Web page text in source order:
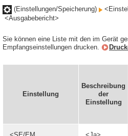
(Einstellungen/Speicherung)
<Ausgabebericht>
Sie können eine Liste mit den im Gerät
Empfangseinstellungen drucken.
Einstellung
Beschreibung
der
Einstellung